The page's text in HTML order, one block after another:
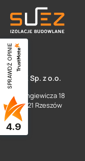
SUEZ Sp. z o.o.
ul. Langiewicza 18
35 - 021 Rzeszów
SPRAWDŹ OPINIE
4.9